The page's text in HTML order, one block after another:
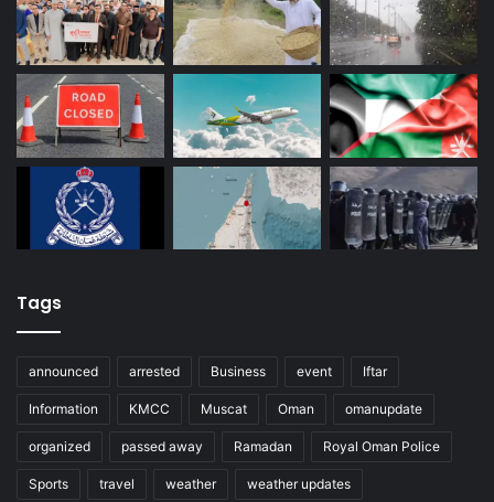
Tags
announced arrested Business event Iftar
Information KMCC Muscat Oman omanupdate
organized passed away Ramadan Royal Oman Police
Sports travel weather weather updates